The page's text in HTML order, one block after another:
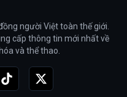
người Việt toàn thế giới.
cấp thông tin mới nhất về
và thể thao.